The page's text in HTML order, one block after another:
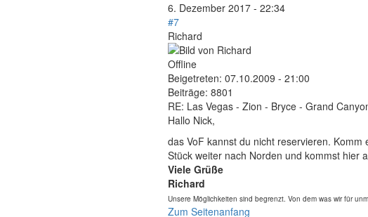
6. Dezember 2017 - 22:34
#7
Richard
Offline
Beigetreten: 07.10.2009 - 21:00
Beiträge: 8801
RE: Las Vegas - Zion - Bryce - Grand
Hallo Nick,
das VoF kannst du nicht reservieren.
Stück weiter nach Norden und kommst hier
Viele Grüße
Richard
Unsere Möglichkeiten sind begrenzt. Von dem was wir für
Zum Seitenanfang